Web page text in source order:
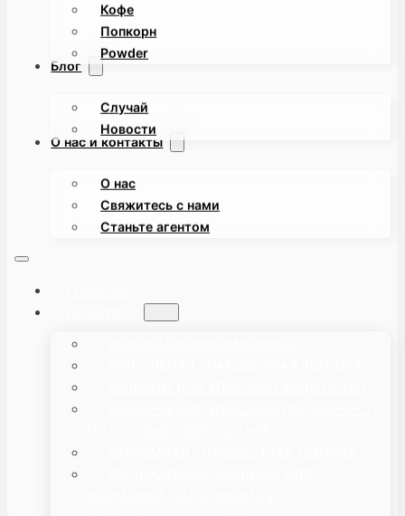
Кофе
Попкорн
Powder
Блог
Случай
Новости
О нас и контакты
О нас
Свяжитесь с нами
Станьте агентом